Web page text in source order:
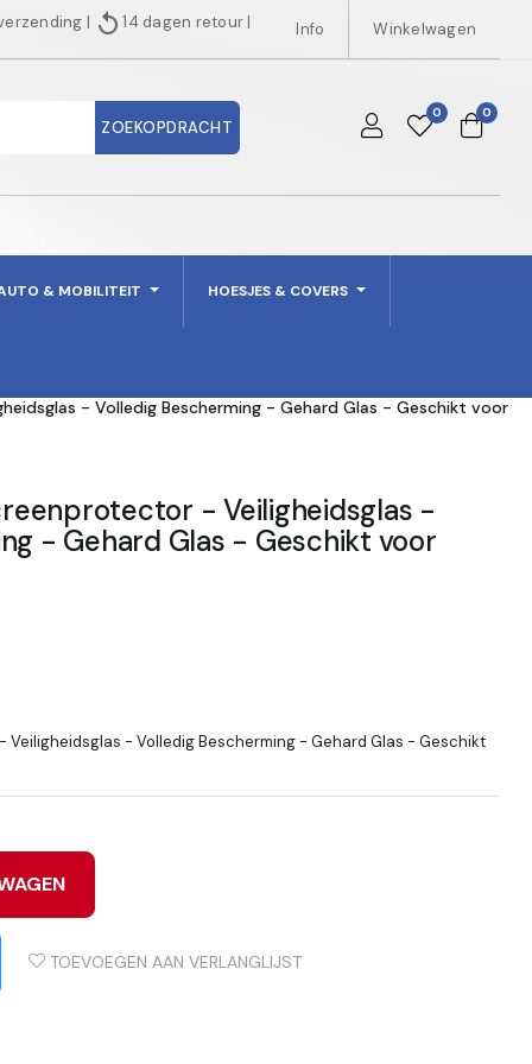
| replay14 dagen retour | Info Winkelwagen
ZOEKOPDRACHT
0 0
& MOBILITEIT HOESJES & COVERS
- Volledig Bescherming - Gehard Glas - Geschikt voor
- Veiligheidsglas -
- Gehard Glas - Geschikt voor
Veiligheidsglas - Volledig Bescherming - Gehard Glas - Geschikt
TOEVOEGEN AAN VERLANGLIJST